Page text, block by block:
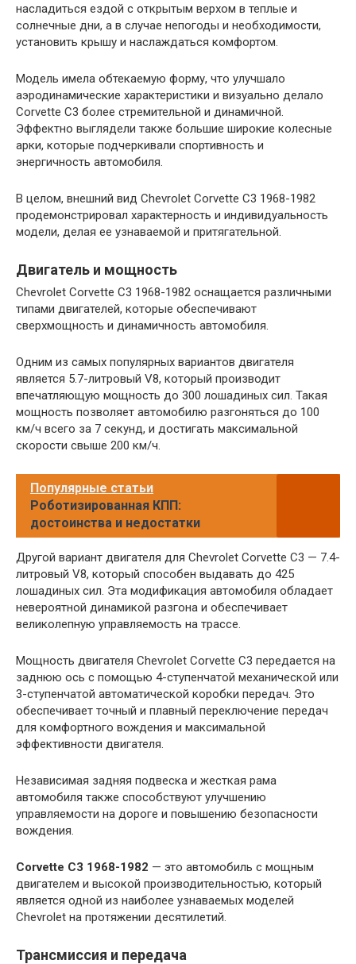
насладиться ездой с открытым верхом в теплые и
солнечные дни, а в случае непогоды и необходимости,
установить крышу и наслаждаться комфортом.
Модель имела обтекаемую форму, что улучшало
аэродинамические характеристики и визуально делало
Corvette C3 более стремительной и динамичной.
Эффектно выглядели также большие широкие колесные
арки, которые подчеркивали спортивность и
энергичность автомобиля.
В целом, внешний вид Chevrolet Corvette C3 1968-1982
продемонстрировал характерность и индивидуальность
модели, делая ее узнаваемой и притягательной.
Двигатель и мощность
Chevrolet Corvette C3 1968-1982 оснащается различными
типами двигателей, которые обеспечивают
сверхмощность и динамичность автомобиля.
Одним из самых популярных вариантов двигателя
является 5.7-литровый V8, который производит
впечатляющую мощность до 300 лошадиных сил. Такая
мощность позволяет автомобилю разгоняться до 100
км/ч всего за 7 секунд, и достигать максимальной
скорости свыше 200 км/ч.
Популярные статьи
Роботизированная КПП:
достоинства и недостатки
Другой вариант двигателя для Chevrolet Corvette C3 — 7.4-
литровый V8, который способен выдавать до 425
лошадиных сил. Эта модификация автомобиля обладает
невероятной динамикой разгона и обеспечивает
великолепную управляемость на трассе.
Мощность двигателя Chevrolet Corvette C3 передается на
заднюю ось с помощью 4-ступенчатой механической или
3-ступенчатой автоматической коробки передач. Это
обеспечивает точный и плавный переключение передач
для комфортного вождения и максимальной
эффективности двигателя.
Независимая задняя подвеска и жесткая рама
автомобиля также способствуют улучшению
управляемости на дороге и повышению безопасности
вождения.
Corvette C3 1968-1982 — это автомобиль с мощным
двигателем и высокой производительностью, который
является одной из наиболее узнаваемых моделей
Chevrolet на протяжении десятилетий.
Трансмиссия и передача